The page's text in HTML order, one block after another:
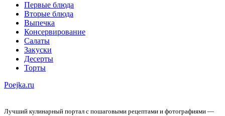
Первые блюда
Вторые блюда
Выпечка
Консервирование
Салаты
Закуски
Десерты
Торты
Poejka.ru
Лучший кулинарный портал с пошаговыми рецептами и фотографиями —